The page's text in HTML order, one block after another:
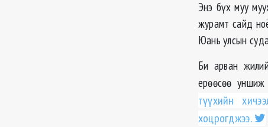
Энэ бүх муу
журамт сайд
Юань улсын
Би арван
ерөөсөө
түүхийн
хоцрогджээ.